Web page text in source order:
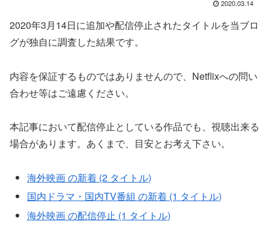
2020.03.14
2020年3月14日に追加や配信停止されたタイトルを当ブロ
グが独自に調査した結果です。
内容を保証するものではありませんので、Netflixへの問い
合わせ等はご遠慮ください。
本記事において配信停止としている作品でも、視聴出来る
場合があります。あくまで、目安とお考え下さい。
海外映画 の新着 (2 タイトル)
国内ドラマ・国内TV番組 の新着 (1 タイトル)
海外映画 の配信停止 (1 タイトル)